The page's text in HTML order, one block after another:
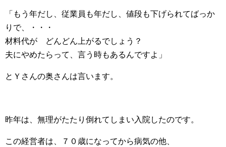
「もう年だし、従業員も年だし、値段も下げられてばっか
りで、・・・
材料代が どんどん上がるでしょう？
夫にやめたらって、言う時もあるんですよ」
とＹさんの奥さんは言います。
昨年は、無理がたたり倒れてしまい入院したのです。
この経営者は、７０歳になってから病気の他、